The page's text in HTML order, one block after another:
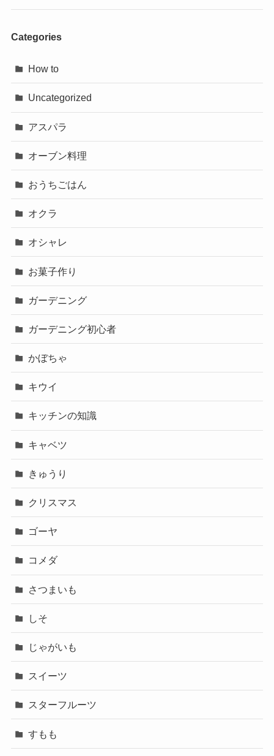
Categories
How to
Uncategorized
アスパラ
オーブン料理
おうちごはん
オクラ
オシャレ
お菓子作り
ガーデニング
ガーデニング初心者
かぼちゃ
キウイ
キッチンの知識
キャベツ
きゅうり
クリスマス
ゴーヤ
コメダ
さつまいも
しそ
じゃがいも
スイーツ
スターフルーツ
すもも